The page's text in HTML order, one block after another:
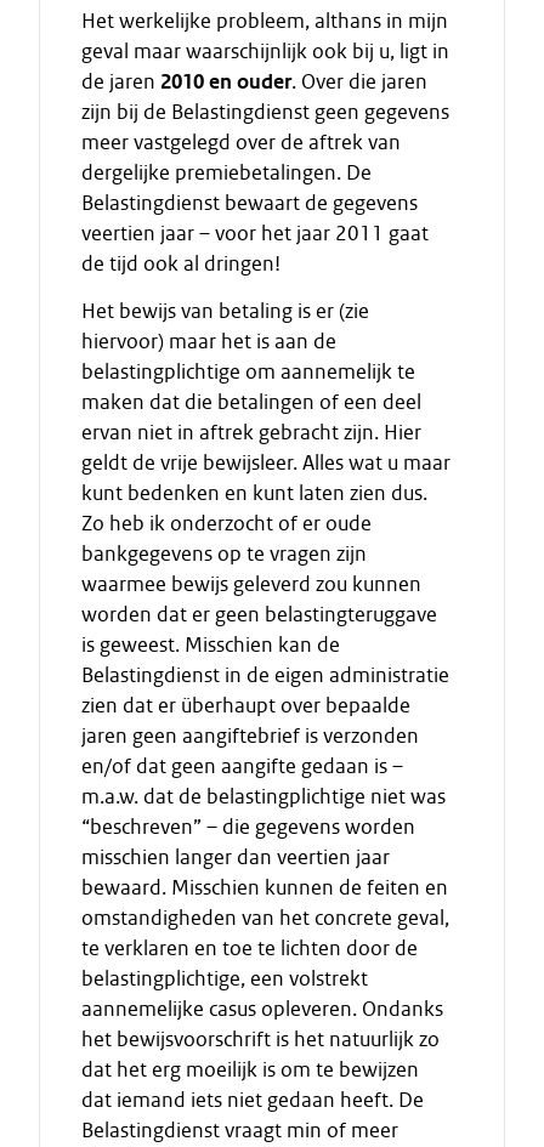
Het werkelijke probleem, althans in mijn
geval maar waarschijnlijk ook bij u, ligt in
de jaren 2010 en ouder. Over die jaren
zijn bij de Belastingdienst geen gegevens
meer vastgelegd over de aftrek van
dergelijke premiebetalingen. De
Belastingdienst bewaart de gegevens
veertien jaar – voor het jaar 2011 gaat
de tijd ook al dringen!
Het bewijs van betaling is er (zie
hiervoor) maar het is aan de
belastingplichtige om aannemelijk te
maken dat die betalingen of een deel
ervan niet in aftrek gebracht zijn. Hier
geldt de vrije bewijsleer. Alles wat u maar
kunt bedenken en kunt laten zien dus.
Zo heb ik onderzocht of er oude
bankgegevens op te vragen zijn
waarmee bewijs geleverd zou kunnen
worden dat er geen belastingteruggave
is geweest. Misschien kan de
Belastingdienst in de eigen administratie
zien dat er überhaupt over bepaalde
jaren geen aangiftebrief is verzonden
en/of dat geen aangifte gedaan is –
m.a.w. dat de belastingplichtige niet was
“beschreven” – die gegevens worden
misschien langer dan veertien jaar
bewaard. Misschien kunnen de feiten en
omstandigheden van het concrete geval,
te verklaren en toe te lichten door de
belastingplichtige, een volstrekt
aannemelijke casus opleveren. Ondanks
het bewijsvoorschrift is het natuurlijk zo
dat het erg moeilijk is om te bewijzen
dat iemand iets niet gedaan heeft. De
Belastingdienst vraagt min of meer